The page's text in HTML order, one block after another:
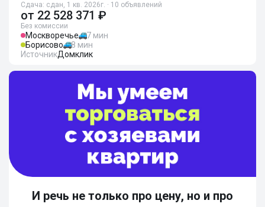
Сдача: сдан, 1 кв. 2026г. · 10 объявлений
от 22 528 371 ₽
Без комиссии
Москворечье
7 мин
Борисово
8 мин
ИсточникДомклик
И речь не только про цену, но и про